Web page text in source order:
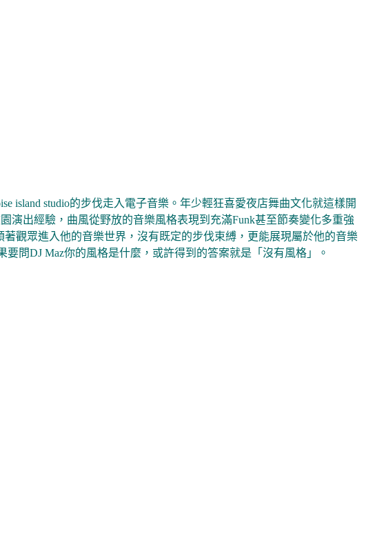
island studio的步伐走入電子音樂。年少輕狂喜愛夜店舞曲文化就這樣開
演出經驗，曲風從野放的音樂風格表現到充滿Funk甚至節奏變化多重強
觀眾進入他的音樂世界，沒有既定的步伐束縛，更能展現屬於他的音樂
問DJ Maz你的風格是什麼，或許得到的答案就是「沒有風格」。